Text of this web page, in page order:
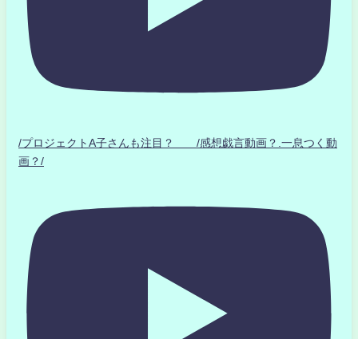
/プロジェクトA子さんも注目？ /感想戯言動画？.一息つく動
画？/